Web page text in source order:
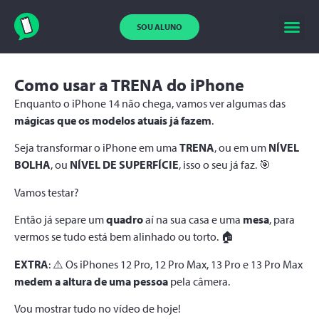
SOU ALUNO
Como usar a TRENA do iPhone
Enquanto o iPhone 14 não chega, vamos ver algumas das
mágicas que os modelos atuais já fazem.
Seja transformar o iPhone em uma TRENA, ou em um NÍVEL
BOLHA, ou NÍVEL DE SUPERFÍCIE, isso o seu já faz. 🎯
Vamos testar?
Então já separe umquadroaí na sua casa e uma mesa, para
vermos se tudo está bem alinhado ou torto. 🏠
EXTRA: ⚠️ Os iPhones 12 Pro, 12 Pro Max, 13 Pro e 13 Pro Max
medem a altura de uma pessoa pela câmera.
Vou mostrar tudo no vídeo de hoje!